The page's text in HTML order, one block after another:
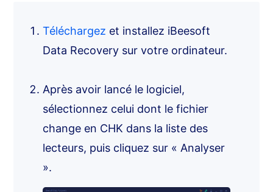
Téléchargez et installez iBeesoft
Data Recovery sur votre ordinateur.
Après avoir lancé le logiciel,
sélectionnez celui dont le fichier
change en CHK dans la liste des
lecteurs, puis cliquez sur « Analyser
».